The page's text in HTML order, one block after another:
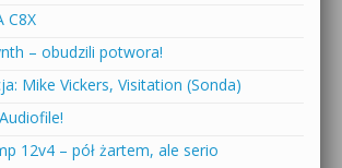
C8X
– obudzili potwora!
Mike Vickers, Visitation (Sonda)
12v4 – pół żartem, ale serio